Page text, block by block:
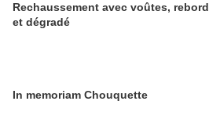
Rechaussement avec voûtes, rebord
et dégradé
In memoriam Chouquette